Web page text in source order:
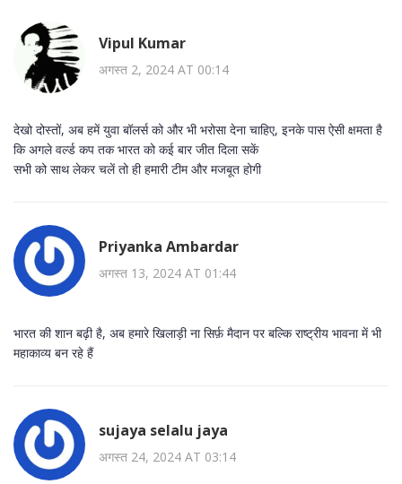
Vipul Kumar
अगस्त 2, 2024 AT 00:14
देखो दोस्तों, अब हमें युवा बॉलर्स को और भी भरोसा देना चाहिए, इनके पास ऐसी क्षमता है
कि अगले वर्ल्ड कप तक भारत को कई बार जीत दिला सकें
सभी को साथ लेकर चलें तो ही हमारी टीम और मजबूत होगी
Priyanka Ambardar
अगस्त 13, 2024 AT 01:44
भारत की शान बढ़ी है, अब हमारे खिलाड़ी ना सिर्फ़ मैदान पर बल्कि राष्ट्रीय भावना में भी
महाकाव्य बन रहे हैं
sujaya selalu jaya
अगस्त 24, 2024 AT 03:14